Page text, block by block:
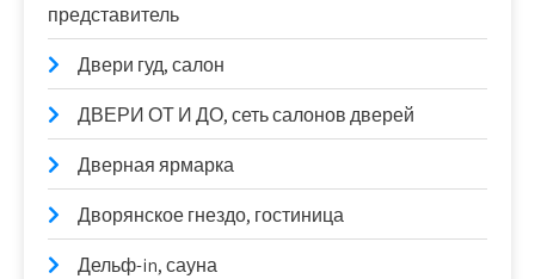
представитель
Двери гуд, салон
ДВЕРИ ОТ И ДО, сеть салонов дверей
Дверная ярмарка
Дворянское гнездо, гостиница
Дельф-in, сауна